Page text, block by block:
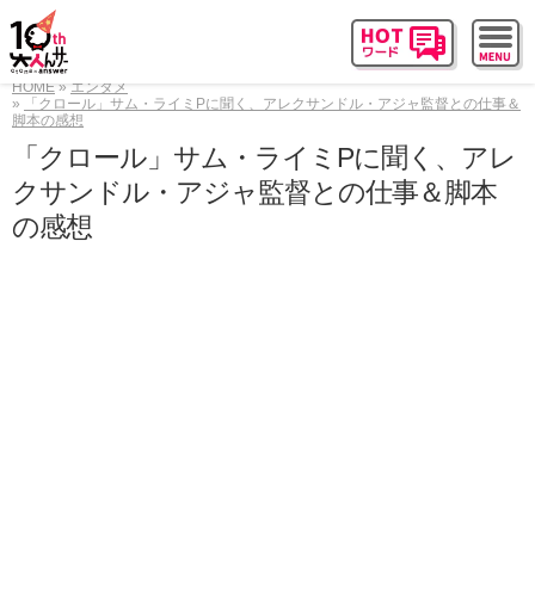
HOME
エンタメ
「クロール」サム・ライミPに聞く、アレクサンドル・アジャ監督との仕事＆
脚本の感想
「クロール」サム・ライミPに聞く、アレ
クサンドル・アジャ監督との仕事＆脚本
の感想